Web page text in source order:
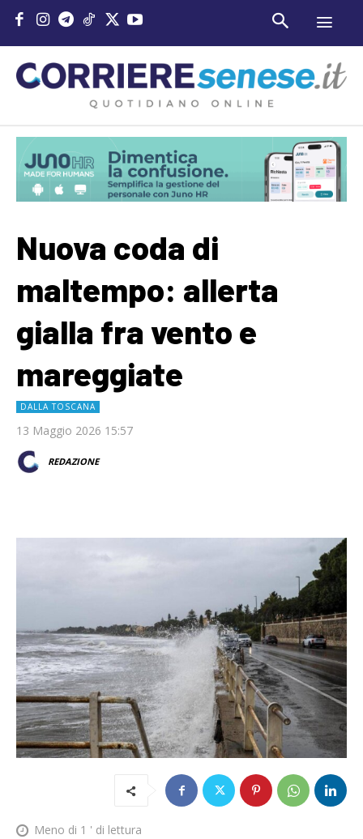
Nuova coda di
maltempo: allerta
gialla fra vento e
mareggiate
DALLA TOSCANA
13 Maggio 2026 15:57
REDAZIONE
Meno di 1 ' di lettura